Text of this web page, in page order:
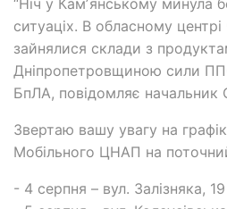
ситуаціх. В обласному
зайнялися склади з
Дніпропетровщиною сили
БпЛА, повідомляє начальник
Звертаю вашу увагу на
Мобільного ЦНАП на
- 4 серпня – вул. Залізняка,